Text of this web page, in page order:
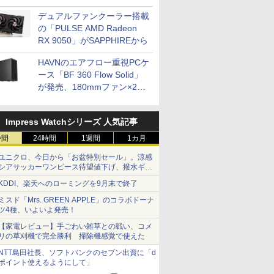
開発
デュアルファンクーラー搭載
の「PULSE AMD Radeon
RX 9050」がSAPPHIREから
HAVNのエアフロー重視PCケ
ース「BF 360 Flow Solid」
が発売、180mmファン×2搭
Impress Watchシリーズ 人気記事
24時間 1週間 1カ月
ニクロ、今日から「お盆特別セール」。涼感
アサッカーワンピース待望値下げ、撥水ギア
ョーツは1990円に
、楽天へのローミングを9月末で終了
スド「Mrs. GREEN APPLE」のコラボドーナ
4種、いよいよ発売！
家電レビュー】手ごわい雑草との戦い、コメ
の草刈機で完全勝利 掃除機感覚で使えた
島田社長、ソフトバンクのセブン出資に「d
イント使えるようにして」